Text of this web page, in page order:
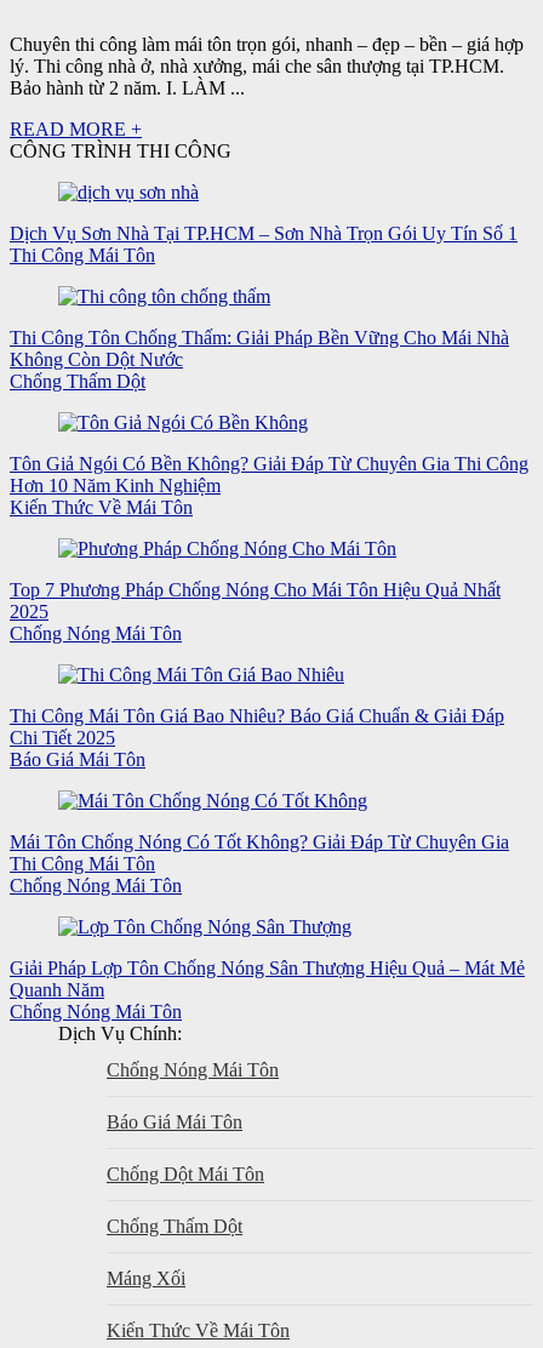
Chuyên thi công làm mái tôn trọn gói, nhanh – đẹp – bền – giá hợp
lý. Thi công nhà ở, nhà xưởng, mái che sân thượng tại TP.HCM.
Bảo hành từ 2 năm. I. LÀM ...
READ MORE +
CÔNG TRÌNH THI CÔNG
Dịch Vụ Sơn Nhà Tại TP.HCM – Sơn Nhà Trọn Gói Uy Tín Số 1
Thi Công Mái Tôn
Thi Công Tôn Chống Thấm: Giải Pháp Bền Vững Cho Mái Nhà
Không Còn Dột Nước
Chống Thấm Dột
Tôn Giả Ngói Có Bền Không? Giải Đáp Từ Chuyên Gia Thi Công
Hơn 10 Năm Kinh Nghiệm
Kiến Thức Về Mái Tôn
Top 7 Phương Pháp Chống Nóng Cho Mái Tôn Hiệu Quả Nhất
2025
Chống Nóng Mái Tôn
Thi Công Mái Tôn Giá Bao Nhiêu? Báo Giá Chuẩn & Giải Đáp
Chi Tiết 2025
Báo Giá Mái Tôn
Mái Tôn Chống Nóng Có Tốt Không? Giải Đáp Từ Chuyên Gia
Thi Công Mái Tôn
Chống Nóng Mái Tôn
Giải Pháp Lợp Tôn Chống Nóng Sân Thượng Hiệu Quả – Mát Mẻ
Quanh Năm
Chống Nóng Mái Tôn
Dịch Vụ Chính:
Chống Nóng Mái Tôn
Báo Giá Mái Tôn
Chống Dột Mái Tôn
Chống Thấm Dột
Máng Xối
Kiến Thức Về Mái Tôn